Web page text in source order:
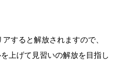
すると解放されますので、
上げて見習いの解放を目指し